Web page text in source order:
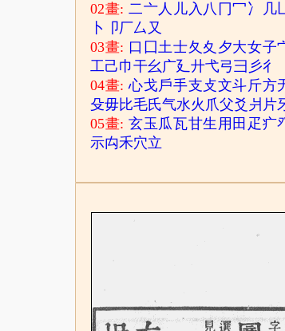
02畫:二亠人 儿入 八 冂冖 冫 几
卜
卩厂厶 又
03畫: 口 囗土士夂 夊 夕大女子
工己巾干幺 广廴廾弋弓彐 彡彳
04畫:心戈戶手支 攴文斗斤方
殳毋比毛氏气水火 爪父爻 爿 片
05畫:玄玉 瓜瓦甘生 用 田 疋疒
示禸禾穴立